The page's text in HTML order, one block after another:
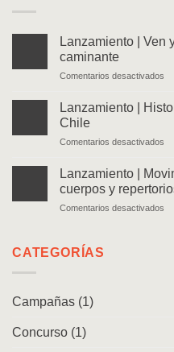
Lanzamiento | Ven
caminante
Comentarios desactivados
|
de
un
Lanzamiento |
Chile
Comentarios desactivados
de
Lanzamiento |
cuerpos y
Comentarios desactivados
CATEGORÍAS
Campañas (1)
Concurso (1)